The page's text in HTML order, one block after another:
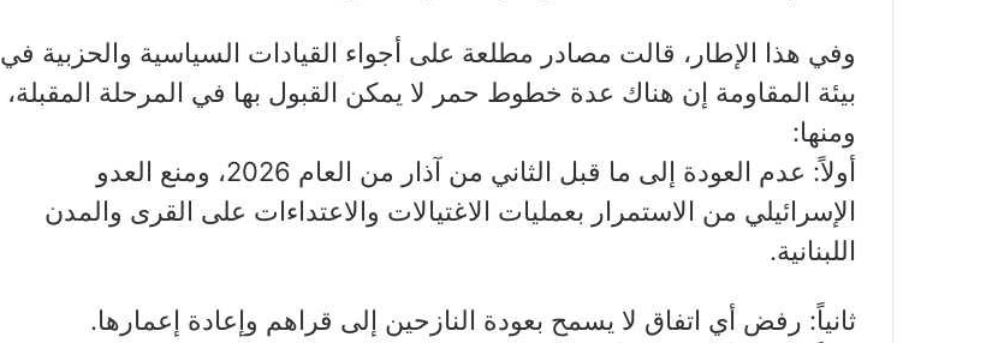
وفي هذا الإطار، قالت مصادر مطلعة على أجواء القيادات السياسية والحزبية في
بيئة المقاومة إن هناك عدة خطوط حمر لا يمكن القبول بها في المرحلة المقبلة،
ومنها:
أولاً: عدم العودة إلى ما قبل الثاني من آذار من العام 2026، ومنع العدو
الإسرائيلي من الاستمرار بعمليات الاغتيالات والاعتداءات على القرى والمدن
اللبنانية.
ثانياً: رفض أي اتفاق لا يسمح بعودة النازحين إلى قراهم وإعادة إعمارها.